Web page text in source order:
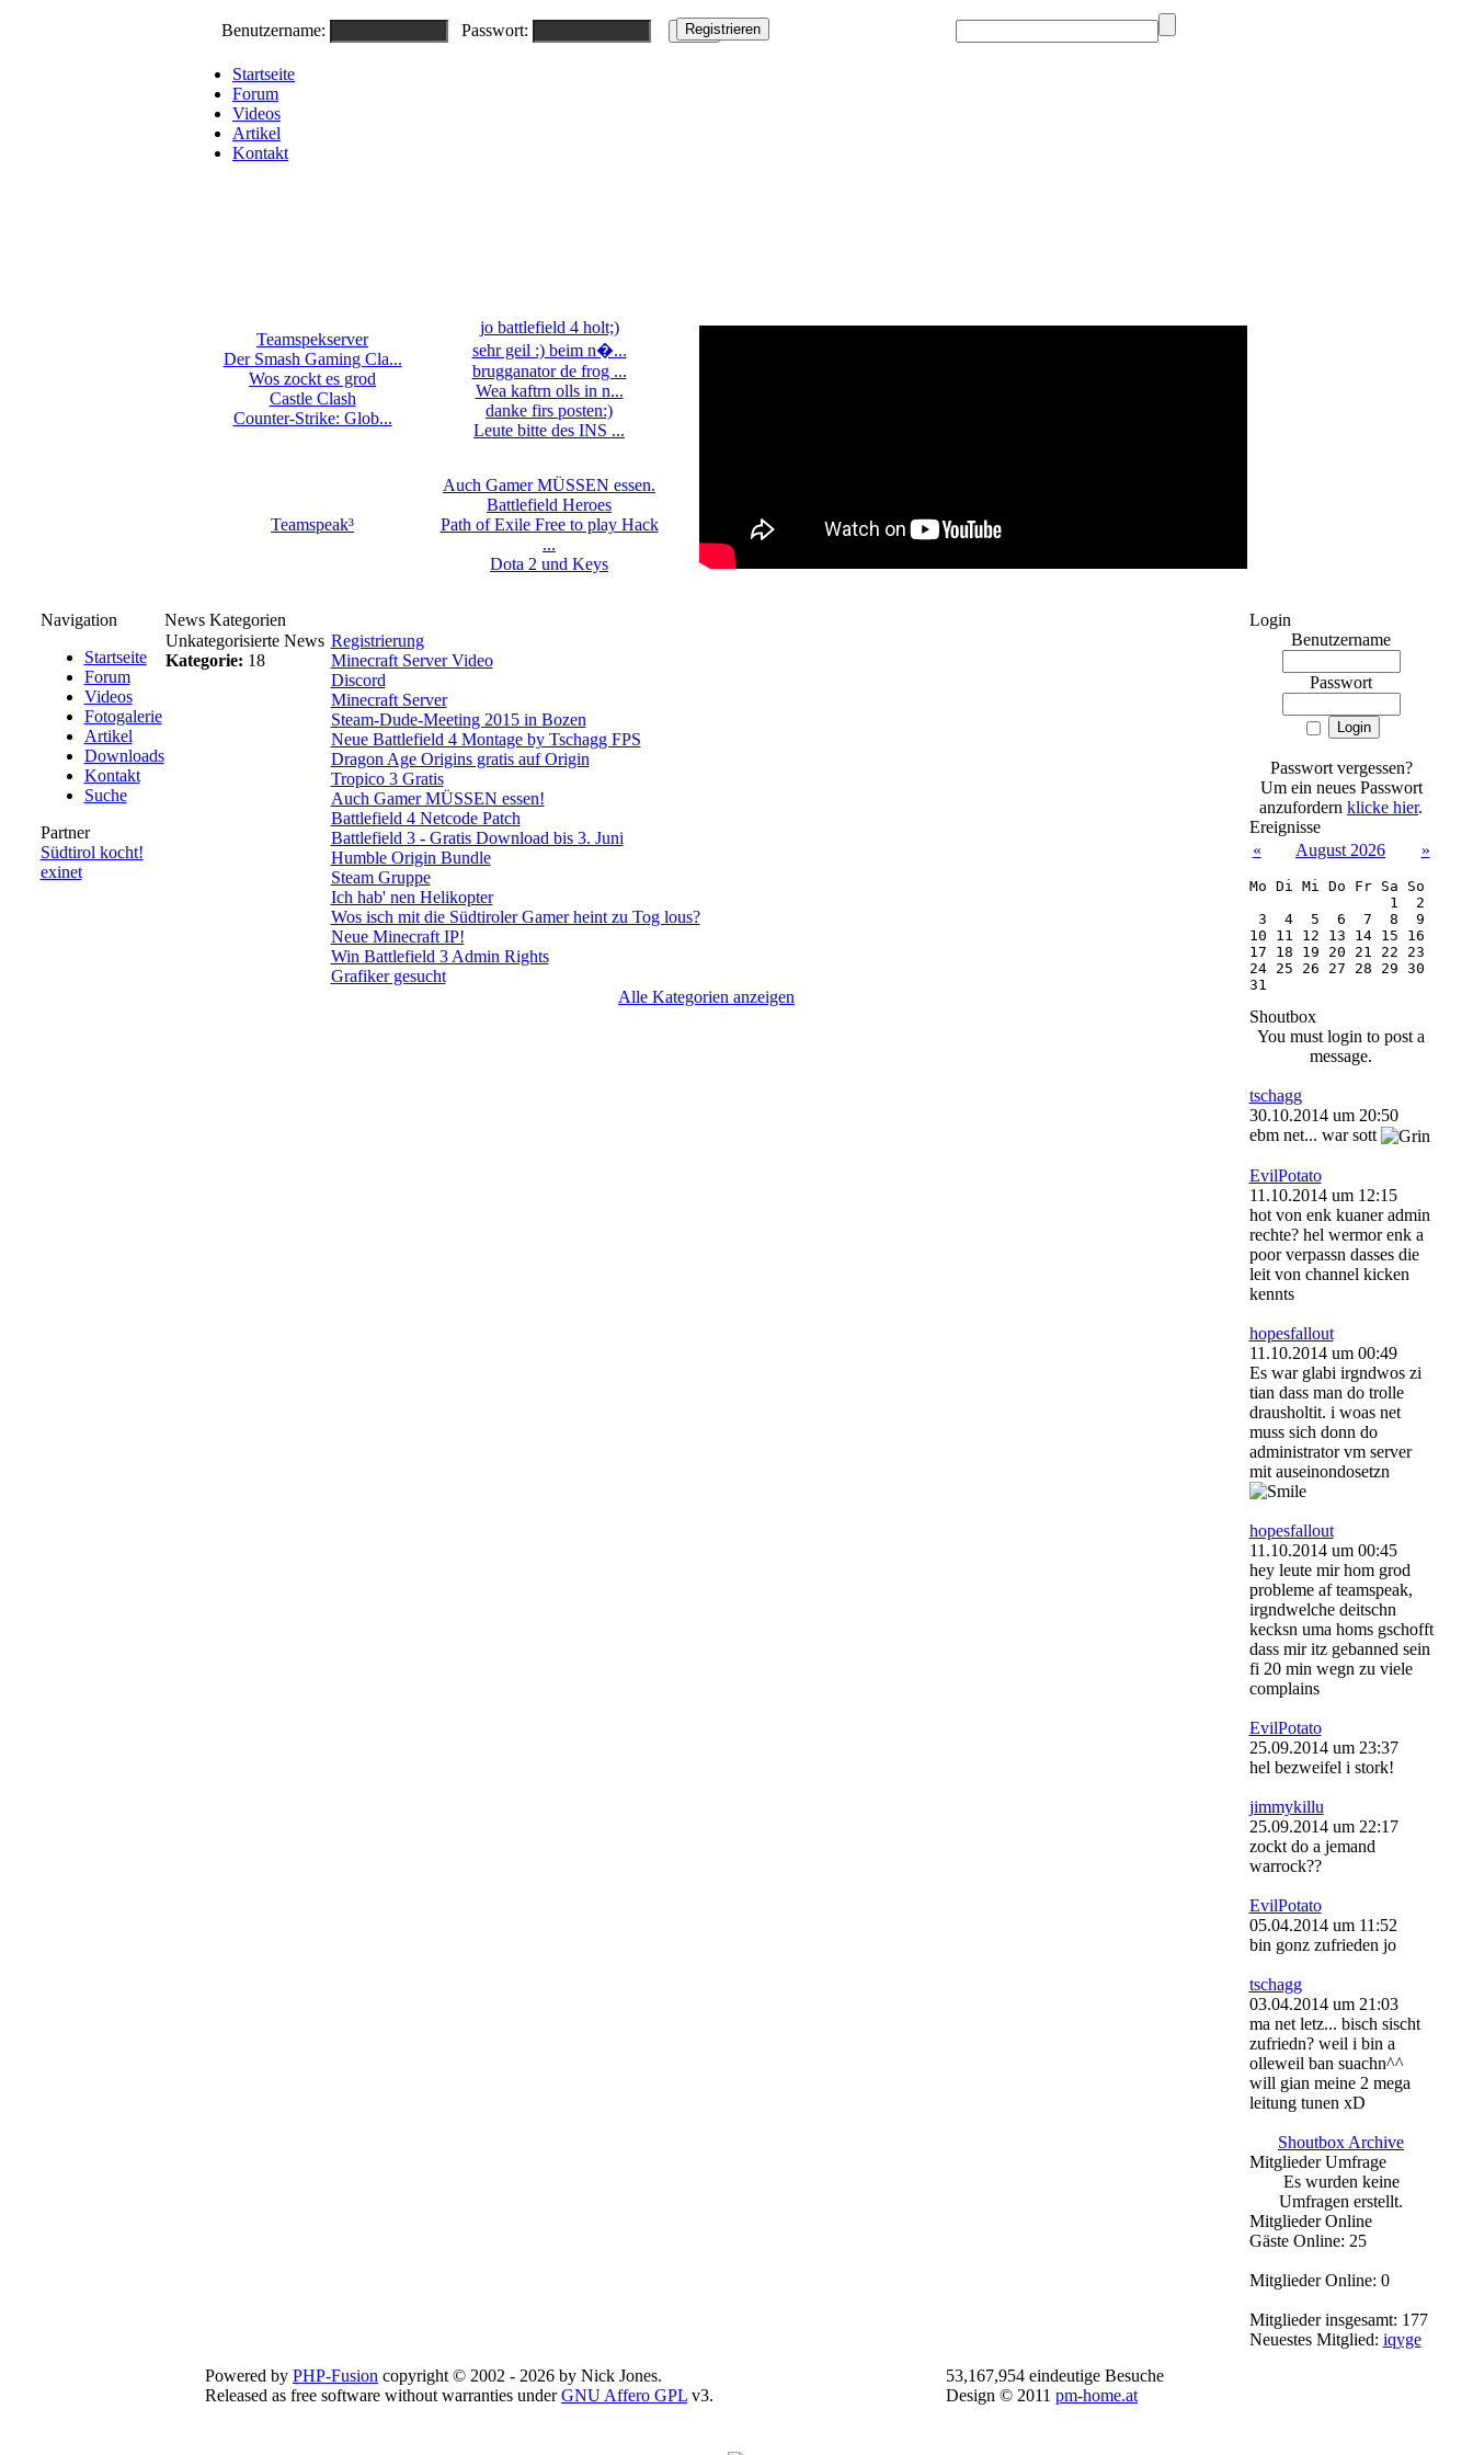
Benutzername: Passwort:
Startseite
Forum
Videos
Artikel
Kontakt
Teamspekserver
Der Smash Gaming Cla...
Wos zockt es grod
Castle Clash
Counter-Strike: Glob...
jo battlefield 4 holt;)
sehr geil :) beim n�...
brugganator de frog ...
Wea kaftrn olls in n...
danke firs posten:)
Leute bitte des INS ...
Teamspeak³
Auch Gamer MÜSSEN essen.
Battlefield Heroes
Path of Exile Free to play Hack
...
Dota 2 und Keys
Navigation
Startseite
Forum
Videos
Fotogalerie
Artikel
Downloads
Kontakt
Suche
Partner
Südtirol kocht!
exinet
News Kategorien
Unkategorisierte News
Kategorie: 18
Registrierung
Minecraft Server Video
Discord
Minecraft Server
Steam-Dude-Meeting 2015 in Bozen
Neue Battlefield 4 Montage by Tschagg FPS
Dragon Age Origins gratis auf Origin
Tropico 3 Gratis
Auch Gamer MÜSSEN essen!
Battlefield 4 Netcode Patch
Battlefield 3 - Gratis Download bis 3. Juni
Humble Origin Bundle
Steam Gruppe
Ich hab' nen Helikopter
Wos isch mit die Südtiroler Gamer heint zu Tog lous?
Neue Minecraft IP!
Win Battlefield 3 Admin Rights
Grafiker gesucht
Alle Kategorien anzeigen
Login
Benutzername
Passwort
Passwort vergessen?
Um ein neues Passwort
anzufordern klicke hier.
Ereignisse
«
August 2026 »
Mo Di Mi Do Fr Sa
So
1
2
3
4 5 6 7 8
9
10
11 12 13 14 15
16
17
18 19 20 21 22
23
24
25 26 27 28 29 30
31
Shoutbox
You must login to post a
message.
tschagg
30.10.2014 um 20:50
ebm net... war sott
EvilPotato
11.10.2014 um 12:15
hot von enk kuaner admin
rechte? hel wermor enk a
poor verpassn dasses die
leit von channel kicken
kennts
hopesfallout
11.10.2014 um 00:49
Es war glabi irgndwos zi
tian dass man do trolle
drausholtit. i woas net
muss sich donn do
administrator vm server
mit auseinondosetzn
hopesfallout
11.10.2014 um 00:45
hey leute mir hom grod
probleme af teamspeak,
irgndwelche deitschn
kecksn uma homs gschofft
dass mir itz gebanned sein
fi 20 min wegn zu viele
complains
EvilPotato
25.09.2014 um 23:37
hel bezweifel i stork!
jimmykillu
25.09.2014 um 22:17
zockt do a jemand
warrock??
EvilPotato
05.04.2014 um 11:52
bin gonz zufrieden jo
tschagg
03.04.2014 um 21:03
ma net letz... bisch sischt
zufriedn? weil i bin a
olleweil ban suachn^^
will gian meine 2 mega
leitung tunen xD
Shoutbox Archive
Mitglieder Umfrage
Es wurden keine
Umfragen erstellt.
Mitglieder Online
Gäste Online: 25
Mitglieder Online: 0
Mitglieder insgesamt: 177
Neuestes Mitglied: iqyge
Powered by PHP-Fusion copyright © 2002 - 2026 by Nick Jones.
Released as free software without warranties underGNU Affero GPL v3.
53,167,954 eindeutige Besuche
Design © 2011 pm-home.at